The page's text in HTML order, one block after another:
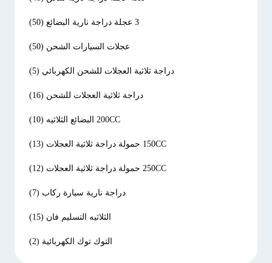
3 عجلة دراجة نارية البضائع (50)
عجلات السيارات الشحن (50)
دراجة ثلاثية العجلات للشحن الكهربائي (5)
دراجة ثلاثية العجلات للشحن (16)
200CC البضائع الثلاثيه (10)
150CC حمولة دراجة ثلاثية العجلات (13)
250CC حمولة دراجة ثلاثية العجلات (12)
دراجة نارية سيارة ركاب (7)
الثلاثيه التسليم فان (15)
التوك توك الكهربائية (2)